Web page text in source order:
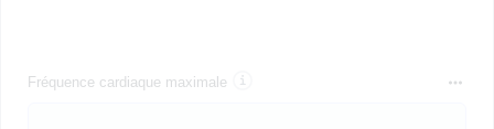
Fréquence cardiaque maximale